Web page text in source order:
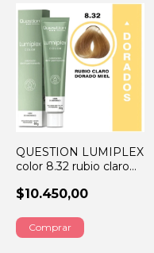
QUESTION LUMIPLEX
color 8.32 rubio claro
$10.450,00